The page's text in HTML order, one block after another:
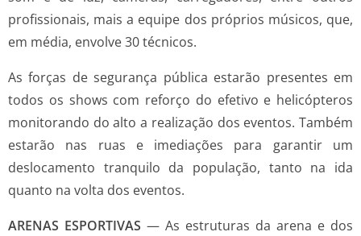
profissionais, mais a equipe dos próprios músicos, que,
em média, envolve 30 técnicos.
As forças de segurança pública estarão presentes em
todos os shows com reforço do efetivo e helicópteros
monitorando do alto a realização dos eventos. Também
estarão nas ruas e imediações para garantir um
deslocamento tranquilo da população, tanto na ida
quanto na volta dos eventos.
ARENAS ESPORTIVAS — As estruturas da arena e dos